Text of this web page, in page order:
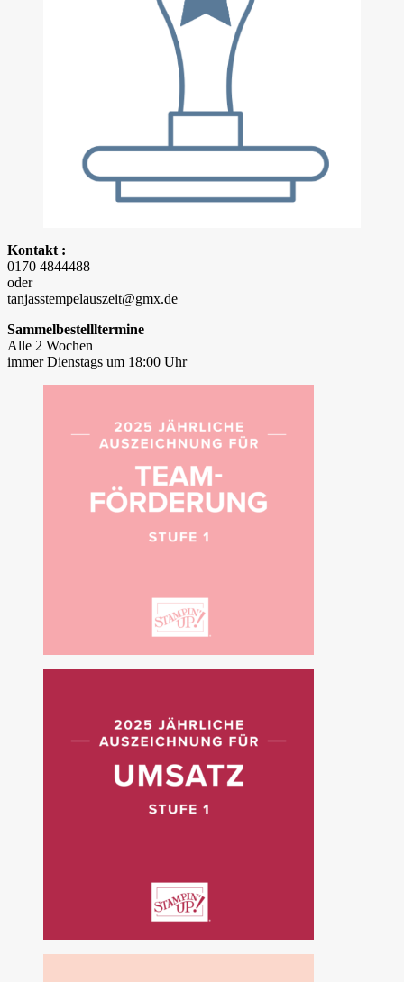
Kontakt :
0170 4844488
oder
tanjasstempelauszeit@gmx.de
Sammelbestellltermine
Alle 2 Wochen
immer Dienstags um 18:00 Uhr